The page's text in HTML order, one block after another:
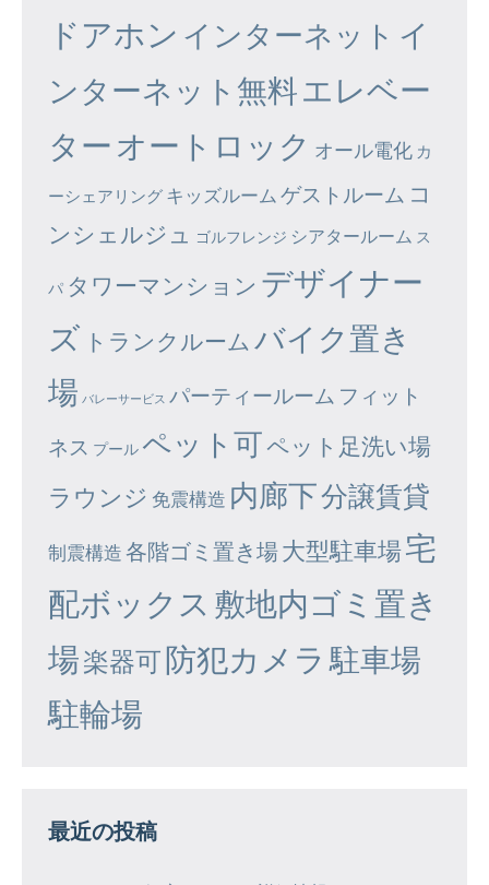
ドアホン インターネット イ
ンターネット無料エレベー
ター オートロック オール電化 カ
ーシェアリング キッズルーム ゲストルーム コ
ンシェルジュ
ゴルフレンジ シアタールーム ス
パ タワーマンション デザイナー
ズ トランクルーム バイク置き
場 バレーサービス パーティールーム フィット
ネス プール ペット可ペット足洗い場
ラウンジ 免震構造 内廊下分譲賃貸
制震構造 各階ゴミ置き場大型駐車場宅
配ボックス 敷地内ゴミ置き
場楽器可防犯カメラ 駐車場
駐輪場
最近の投稿